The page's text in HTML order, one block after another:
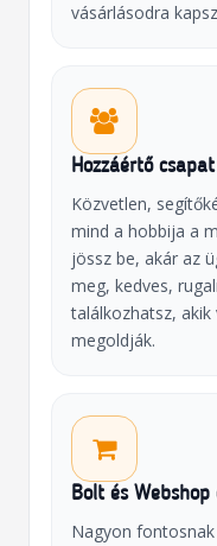
vásárlásodra
Hozzáértő csapat
Közvetlen,
mind a hobbija a
jössz be, akár az
meg, kedves,
találkozhatsz, akik
megoldják.
Bolt és Webshop
Nagyon